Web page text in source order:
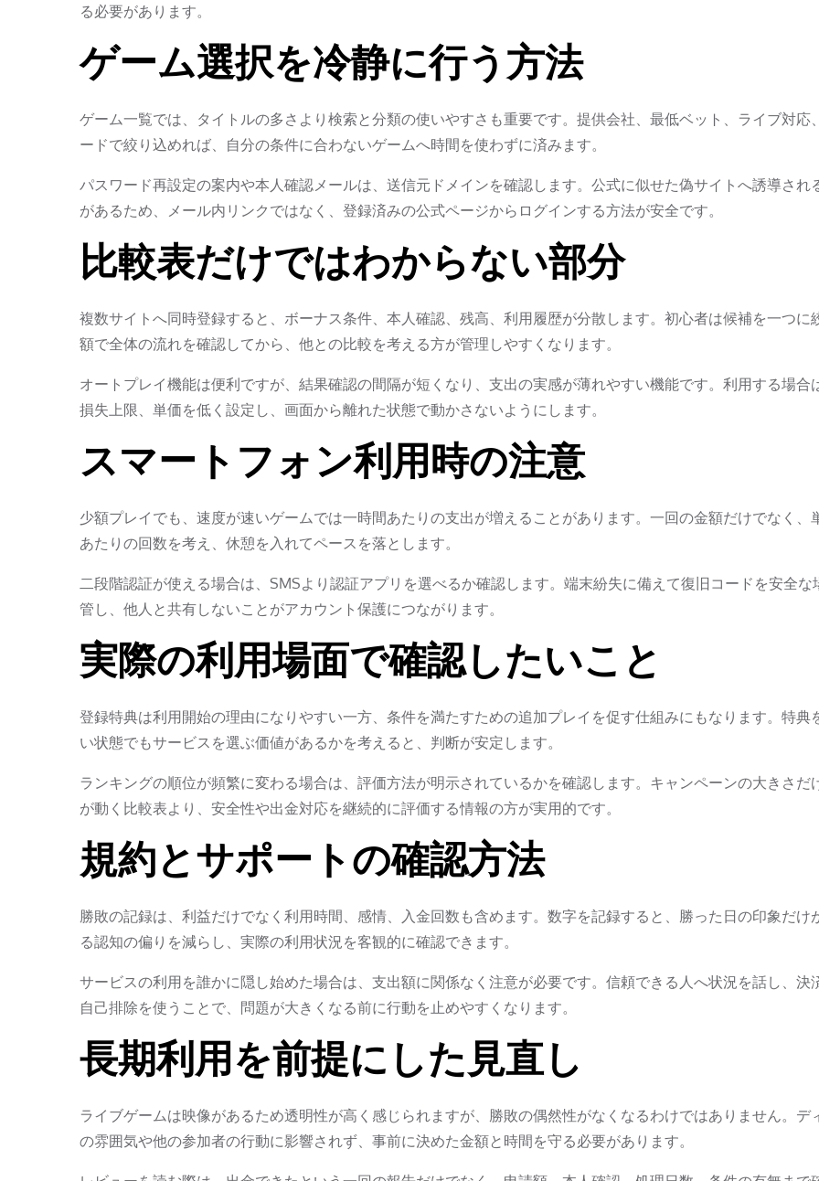
る必要があります。
ゲーム選択を冷静に行う方法
ゲーム一覧では、タイトルの多さより検索と分類の使いやすさも重要です。提供会社、最低ベット、ライブ対応
ードで絞り込めれば、自分の条件に合わないゲームへ時間を使わずに済みます。
パスワード再設定の案内や本人確認メールは、送信元ドメインを確認します。公式に似せた偽サイトへ誘導され
があるため、メール内リンクではなく、登録済みの公式ページからログインする方法が安全です。
比較表だけではわからない部分
複数サイトへ同時登録すると、ボーナス条件、本人確認、残高、利用履歴が分散します。初心者は候補を一つに
額で全体の流れを確認してから、他との比較を考える方が管理しやすくなります。
オートプレイ機能は便利ですが、結果確認の間隔が短くなり、支出の実感が薄れやすい機能です。利用する場合
損失上限、単価を低く設定し、画面から離れた状態で動かさないようにします。
スマートフォン利用時の注意
少額プレイでも、速度が速いゲームでは一時間あたりの支出が増えることがあります。一回の金額だけでなく、
あたりの回数を考え、休憩を入れてペースを落とします。
二段階認証が使える場合は、SMSより認証アプリを選べるか確認します。端末紛失に備えて復旧コードを安全な
管し、他人と共有しないことがアカウント保護につながります。
実際の利用場面で確認したいこと
登録特典は利用開始の理由になりやすい一方、条件を満たすための追加プレイを促す仕組みにもなります。特典
い状態でもサービスを選ぶ価値があるかを考えると、判断が安定します。
ランキングの順位が頻繁に変わる場合は、評価方法が明示されているかを確認します。キャンペーンの大きさだ
が動く比較表より、安全性や出金対応を継続的に評価する情報の方が実用的です。
規約とサポートの確認方法
勝敗の記録は、利益だけでなく利用時間、感情、入金回数も含めます。数字を記録すると、勝った日の印象だけ
る認知の偏りを減らし、実際の利用状況を客観的に確認できます。
サービスの利用を誰かに隠し始めた場合は、支出額に関係なく注意が必要です。信頼できる人へ状況を話し、決
自己排除を使うことで、問題が大きくなる前に行動を止めやすくなります。
長期利用を前提にした見直し
ライブゲームは映像があるため透明性が高く感じられますが、勝敗の偶然性がなくなるわけではありません。デ
の雰囲気や他の参加者の行動に影響されず、事前に決めた金額と時間を守る必要があります。